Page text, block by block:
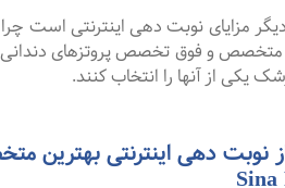
مزایای نوبت دهی اینترنتی است چرا
و فوق تخصص پروتزهای دندانی
یکی از آنها را انتخاب کنند.
نوبت دهی اینترنتی